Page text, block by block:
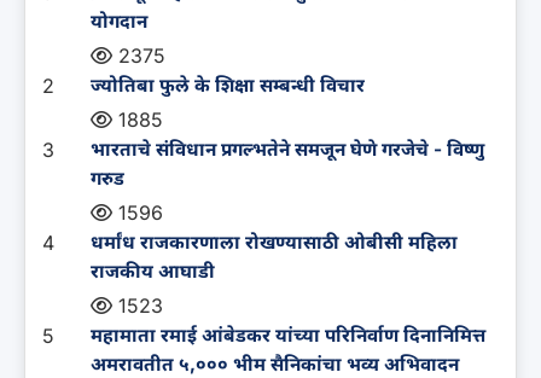
योगदान
2375
2
ज्योतिबा फुले के शिक्षा सम्बन्धी विचार
1885
3
भारताचे संविधान प्रगल्भतेने समजून घेणे गरजेचे - विष्णु
गरुड
1596
4
धर्मांध राजकारणाला रोखण्यासाठी ओबीसी महिला
राजकीय आघाडी
1523
5
महामाता रमाई आंबेडकर यांच्या परिनिर्वाण दिनानिमित्त
अमरावतीत ५,००० भीम सैनिकांचा भव्य अभिवादन